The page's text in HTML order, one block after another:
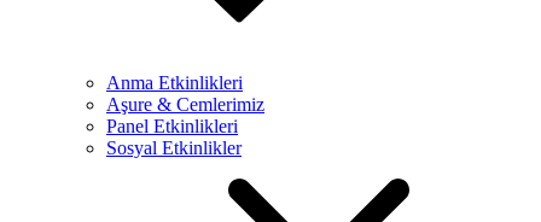
Anma Etkinlikleri
Aşure & Cemlerimiz
Panel Etkinlikleri
Sosyal Etkinlikler